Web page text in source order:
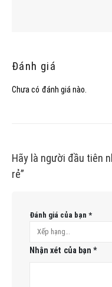
Đánh giá
Chưa có đánh giá nào.
Hãy là người đầu tiên
rẻ”
Đánh giá của bạn *
Nhận xét của bạn*